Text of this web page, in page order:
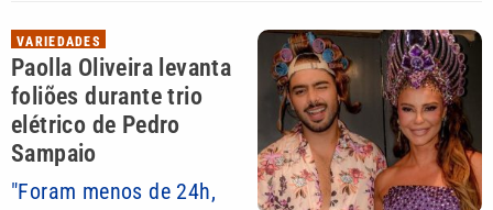
VARIEDADES
Paolla Oliveira levanta
foliões durante trio
elétrico de Pedro
Sampaio
"Foram menos de 24h,